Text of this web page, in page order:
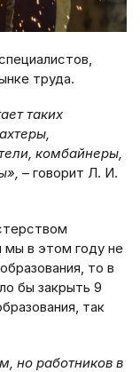
труда.
таких
комбайнеры,
– говорит Л. И.
мы в этом году не
то в
бы закрыть 9
так
но работников в